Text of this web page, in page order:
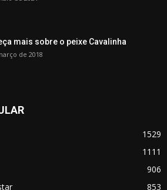
mais sobre o peixe Cavalinha
de 2018
1529
1111
906
853